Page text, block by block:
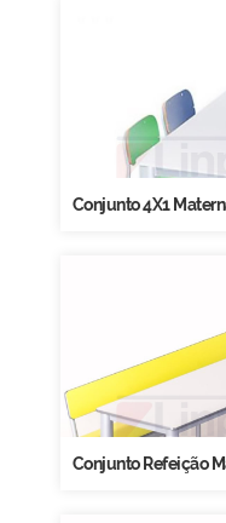
Conjunto 4X1
Conjunto Refeição